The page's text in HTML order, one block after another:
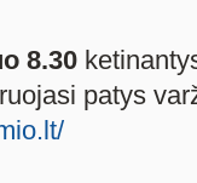
8.30
patys